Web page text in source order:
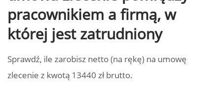
pracownikiem a firmą, w
której jest zatrudniony
Sprawdź, ile zarobisz netto (na rękę) na umowę
zlecenie z kwotą 13440 zł brutto.